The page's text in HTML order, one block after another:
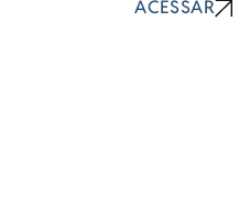
ACESSAR